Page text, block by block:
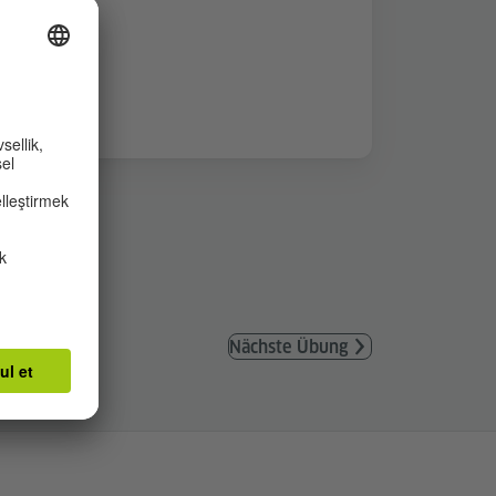
Nächste Übung